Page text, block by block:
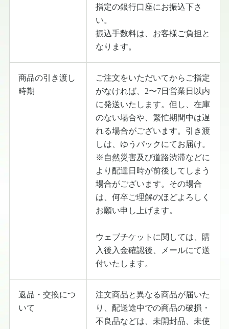
指定の銀行口座にお振込下さ
い。
振込手数料は、お客様ご負担と
なります。
商品の引き渡し
時期
ご注文をいただいてからご指定
がなければ、2〜7日営業日以内
に発送いたします。但し、在庫
のない場合や、繁忙期間中は遅
れる場合がございます。引き渡
しは、ゆうパックにてお届け。
※自然災害及び道路渋滞などに
より配達日時が前後してしまう
場合がございます。その場合
は、何卒ご理解のほどよろしく
お願い申し上げます。
︎ウェブチケットに関しては、購
入後入金確認後、メールにて送
付いたします。
返品・交換につ
いて
注文商品と異なる商品が届いた
り、配送途中での商品の破損・
不良品などは、未開封品、未使